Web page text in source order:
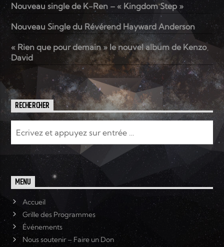
Nouveau single de K-Ren – « Kingdom Step »
Nouveau Single du Révérend Hayward Anderson
« Rien que pour demain » le nouvel album de Kenzo
David
RECHERCHER
MENU
Accueil
Grille des Programmes
Événements
Nous soutenir – Faire un Don